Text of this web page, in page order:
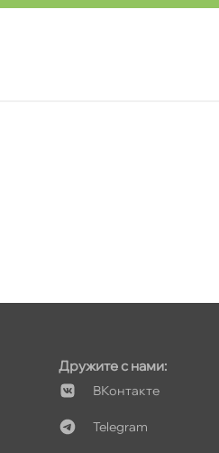
Дружите с нами:
Контакте
Telegram